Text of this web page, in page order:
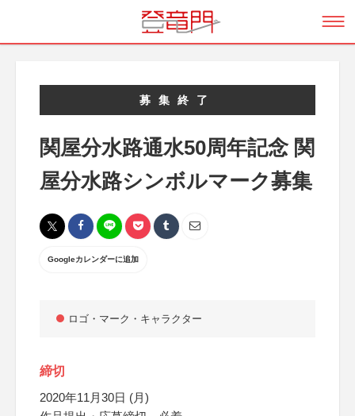
募集終了
関屋分水路通水50周年記念 関
屋分水路シンボルマーク募集
Googleカレンダーに追加
ロゴ・マーク・キャラクター
締切
2020年11月30日 (月)